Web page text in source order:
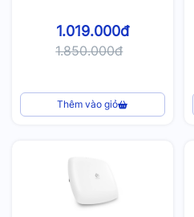
1.019.000đ
1.850.000đ
Thêm vào giỏ